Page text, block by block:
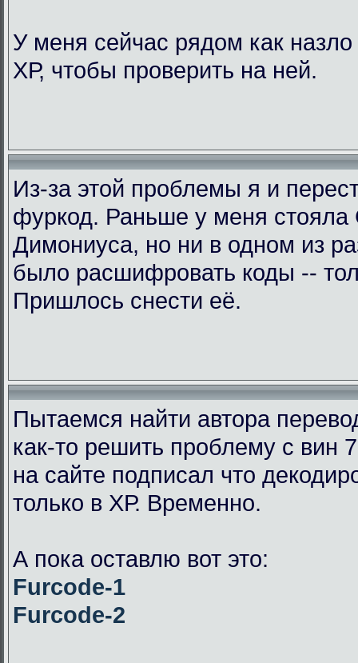
У меня сейчас рядом как
ХР, чтобы проверить на ней.
Из-за этой проблемы я и
фуркод. Раньше у меня стояла
Димониуса, но ни в одном из
было расшифровать коды --
Пришлось снести её.
Пытаемся найти автора
как-то решить проблему с вин
на сайте подписал что
только в ХР. Временно.
А пока оставлю вот это:
Furcode-1
Furcode-2